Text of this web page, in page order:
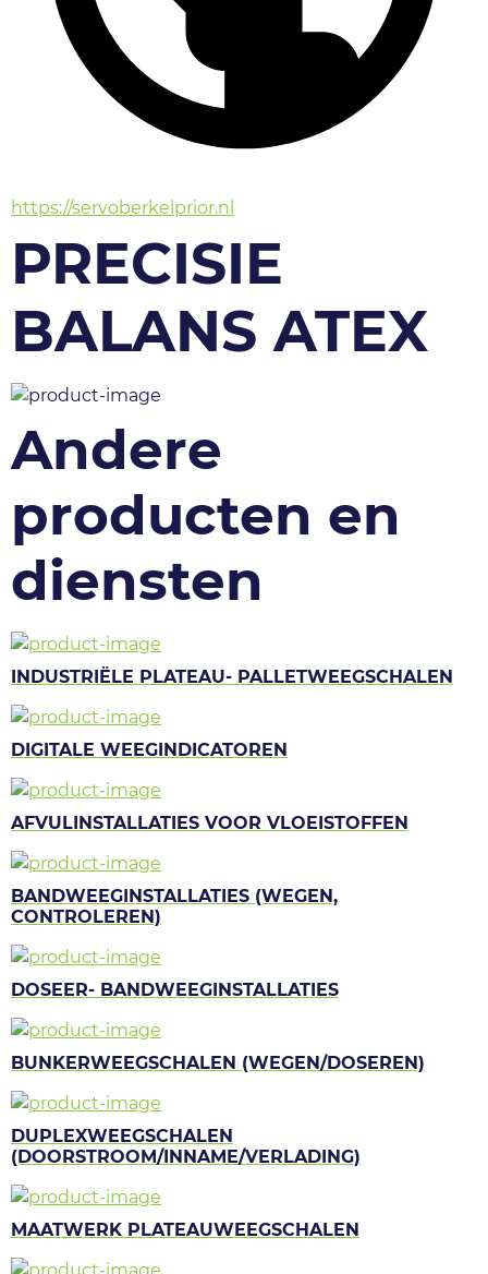
https://servoberkelprior.nl
PRECISIE
BALANS ATEX
Andere
producten en
diensten
INDUSTRIËLE PLATEAU- PALLETWEEGSCHALEN
DIGITALE WEEGINDICATOREN
AFVULINSTALLATIES VOOR VLOEISTOFFEN
BANDWEEGINSTALLATIES (WEGEN,
CONTROLEREN)
DOSEER- BANDWEEGINSTALLATIES
BUNKERWEEGSCHALEN (WEGEN/DOSEREN)
DUPLEXWEEGSCHALEN
(DOORSTROOM/INNAME/VERLADING)
MAATWERK PLATEAUWEEGSCHALEN